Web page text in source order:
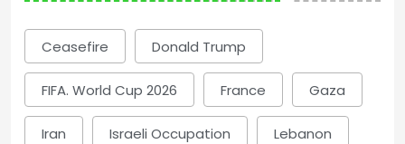
Ceasefire Donald Trump
FIFA. World Cup 2026 France Gaza
Iran Israeli Occupation Lebanon